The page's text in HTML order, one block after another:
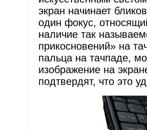
экран начинает
один фокус,
наличие так
прикосновений» на
пальца на тачпаде,
изображение на
подтвердят, что это